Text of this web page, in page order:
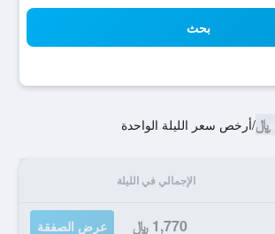
بحث
/أرخص سعر الليلة الواحدة
الإجمالي في الليلة
1,770 ﷼ عرض الصفقة